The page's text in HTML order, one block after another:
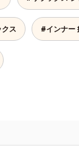
出すこ
が不可
単。適
イ後の
を実現
(*2)が
っとキ
ス #インナー